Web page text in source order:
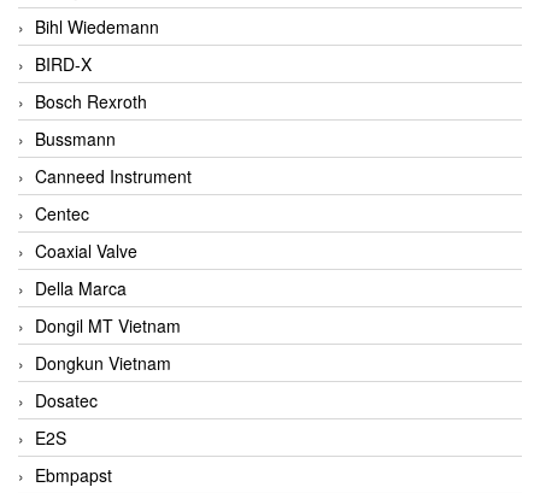
Bihl Wiedemann
BIRD-X
Bosch Rexroth
Bussmann
Canneed Instrument
Centec
Coaxial Valve
Della Marca
Dongil MT Vietnam
Dongkun Vietnam
Dosatec
E2S
Ebmpapst